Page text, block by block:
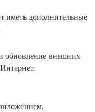
дополнительные
обновление внешних